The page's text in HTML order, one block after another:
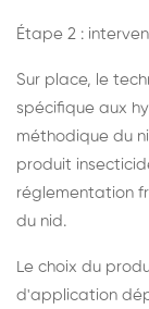
Étape 2 :
Sur place, le
spécifique aux
méthodique du
produit
réglementation
du nid.
Le choix du
d'application